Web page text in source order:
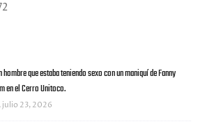
hombre que estaba teniendo sexo con un maniquí de Fanny
en el Cerro Unitoco.
julio 23, 2026